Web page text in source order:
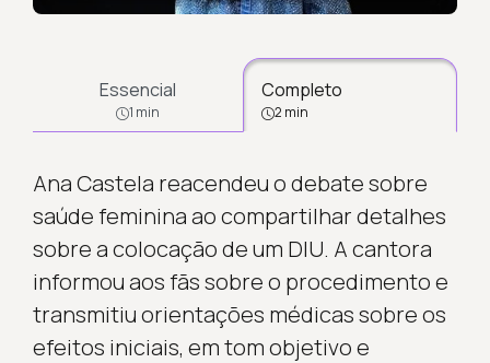
Essencial
1 min
Completo
2 min
Ana Castela reacendeu o debate sobre
saúde feminina ao compartilhar detalhes
sobre a colocação de um DIU. A cantora
informou aos fãs sobre o procedimento e
transmitiu orientações médicas sobre os
efeitos iniciais, em tom objetivo e